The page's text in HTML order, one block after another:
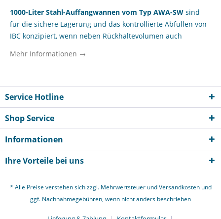
1000-Liter Stahl-Auffangwannen vom Typ AWA-SW sind
für die sichere Lagerung und das kontrollierte Abfüllen von
IBC konzipiert, wenn neben Rückhaltevolumen auch
sind. Die Ausführung mit
betriebsrelevante Medien in klar strukturierten Lager- und
Abfüllprozessen handhaben. Für Logistikbereiche,
Werkstätten, Produktionsbetriebe und kommunale
Betriebshöfe ist diese Bauart interessant, wenn IBC nicht
nur gelagert, sondern regelmäßig entleert, umgefüllt oder
schafft der erhöhte Aufbau eine besser organisierte
unterstützt saubere Abläufe an fest definierten Standorten.
Wer innerhalb des Sortiments robuste Lösungen für IBC-
Lagerung mit zusätzlichem Funktionsnutzen sucht, findet
Mehr Informationen →
Service Hotline
Shop Service
Informationen
Ihre Vorteile bei uns
* Alle Preise verstehen sich zzgl. Mehrwertsteuer undVersandkostenund
ggf. Nachnahmegebühren, wenn nicht anders beschrieben